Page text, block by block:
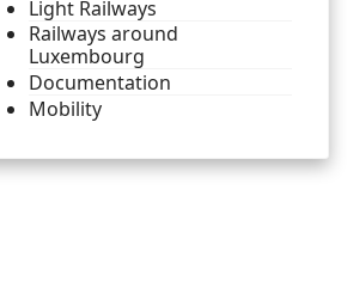
Light Railways
Railways around
Luxembourg
Documentation
Mobility